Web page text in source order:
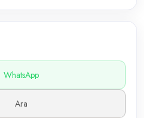
WhatsApp
Ara